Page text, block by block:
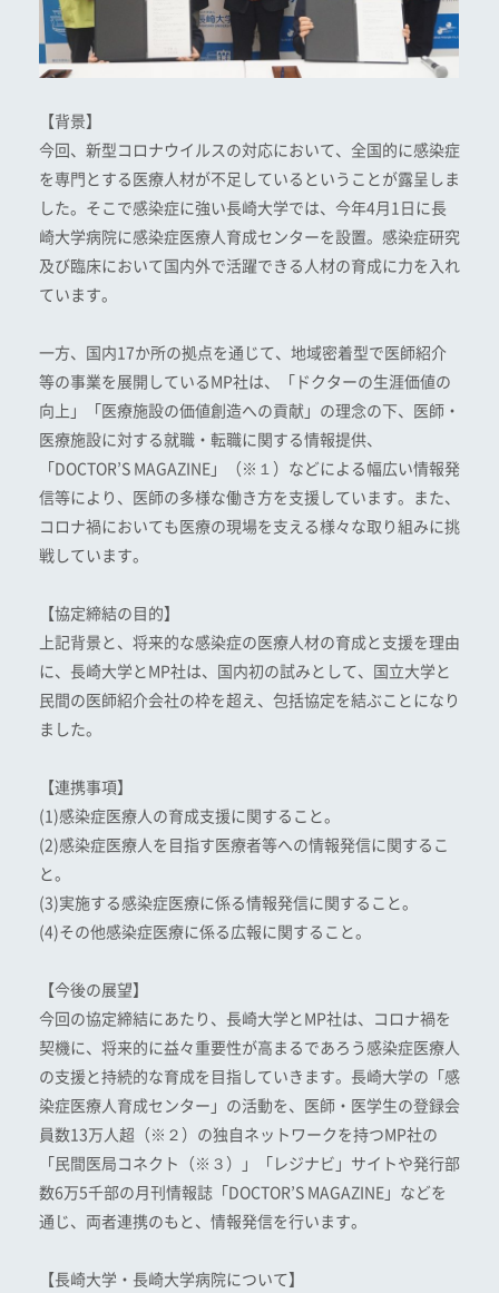
【背景】
今回、新型コロナウイルスの対応において、全国的に感染症
を専門とする医療人材が不足しているということが露呈しま
した。そこで感染症に強い長崎大学では、今年4月1日に長
崎大学病院に感染症医療人育成センターを設置。感染症研究
及び臨床において国内外で活躍できる人材の育成に力を入れ
ています。
一方、国内17か所の拠点を通じて、地域密着型で医師紹介
等の事業を展開しているMP社は、「ドクターの生涯価値の
向上」「医療施設の価値創造への貢献」の理念の下、医師・
医療施設に対する就職・転職に関する情報提供、
「DOCTOR’S MAGAZINE」（※１）などによる幅広い情報発
信等により、医師の多様な働き方を支援しています。また、
コロナ禍においても医療の現場を支える様々な取り組みに挑
戦しています。
【協定締結の目的】
上記背景と、将来的な感染症の医療人材の育成と支援を理由
に、長崎大学とMP社は、国内初の試みとして、国立大学と
民間の医師紹介会社の枠を超え、包括協定を結ぶことになり
ました。
【連携事項】
(1)感染症医療人の育成支援に関すること。
(2)感染症医療人を目指す医療者等への情報発信に関するこ
と。
(3)実施する感染症医療に係る情報発信に関すること。
(4)その他感染症医療に係る広報に関すること。
【今後の展望】
今回の協定締結にあたり、長崎大学とMP社は、コロナ禍を
契機に、将来的に益々重要性が高まるであろう感染症医療人
の支援と持続的な育成を目指していきます。長崎大学の「感
染症医療人育成センター」の活動を、医師・医学生の登録会
員数13万人超（※２）の独自ネットワークを持つMP社の
「民間医局コネクト（※３）」「レジナビ」サイトや発行部
数6万5千部の月刊情報誌「DOCTOR’S MAGAZINE」などを
通じ、両者連携のもと、情報発信を行います。
【長崎大学・長崎大学病院について】